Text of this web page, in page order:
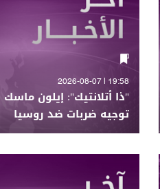
19:58 | 2026-08-07
"ذا أتلانتيك": إيلون
توجيه ضربات ضد روسيا